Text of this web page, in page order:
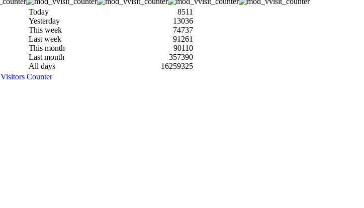
Today
8511
Yesterday
13036
This week
74737
Last week
91261
This month
90110
Last month
357390
All days
16259325
Visitors Counter